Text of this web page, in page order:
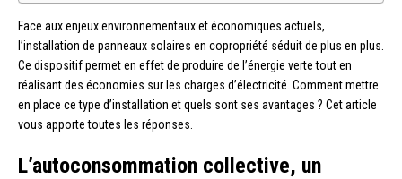
Face aux enjeux environnementaux et économiques actuels,
l’installation de panneaux solaires en copropriété séduit de plus en plus.
Ce dispositif permet en effet de produire de l’énergie verte tout en
réalisant des économies sur les charges d’électricité. Comment mettre
en place ce type d’installation et quels sont ses avantages ? Cet article
vous apporte toutes les réponses.
L’autoconsommation collective, un